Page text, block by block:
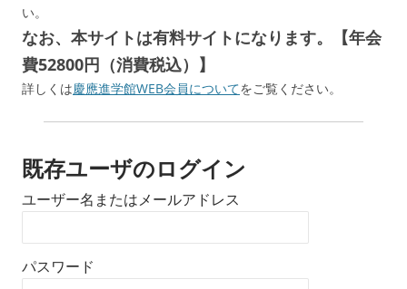
い。
なお、本サイトは有料サイトになります。【年会
費52800円（消費税込）】
詳しくは慶應進学館WEB会員についてをご覧ください。
既存ユーザのログイン
ユーザー名またはメールアドレス
パスワード